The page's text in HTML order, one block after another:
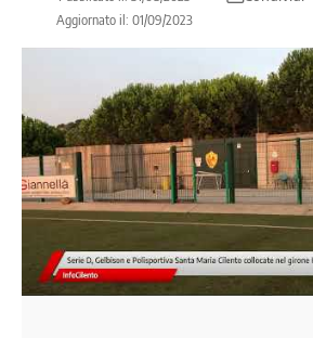
Aggiornato il: 01/09/2023